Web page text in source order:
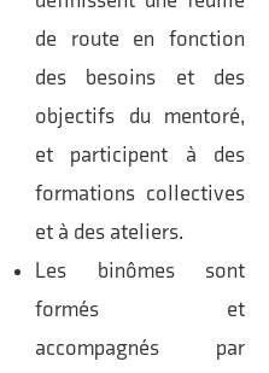
de route en fonction
des besoins et des
objectifs du mentoré,
et participent à des
formations collectives
et à des ateliers.
Les binômes sont
formés et
accompagnés par